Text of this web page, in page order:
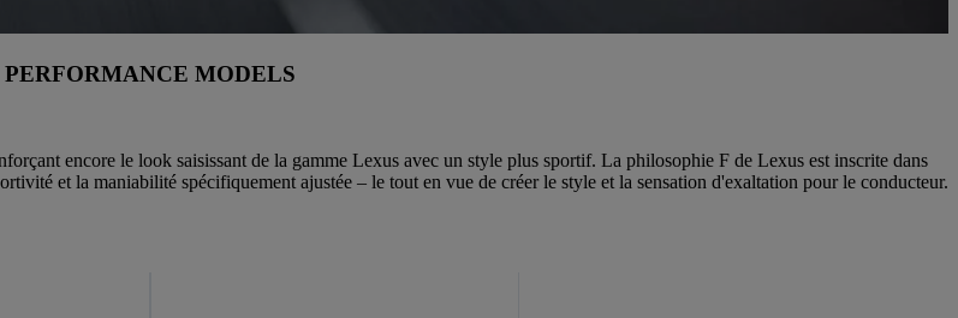
PERFORMANCE MODELS
encore le look saisissant de la gamme Lexus avec un style plus sportif. La philosophie F de Lexus est inscrite dans
et la maniabilité spécifiquement ajustée – le tout en vue de créer le style et la sensation d'exaltation pour le conducteur.